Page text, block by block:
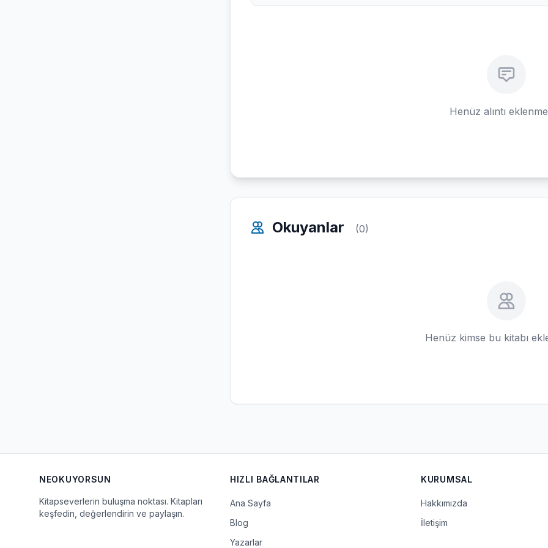
Henüz alıntı
Okuyanlar (0)
Henüz kimse bu kitabı
NEOKUYORSUN
Kitapseverlerin buluşma noktası. Kitapları
keşfedin, değerlendirin ve paylaşın.
HIZLI BAĞLANTILAR
Ana Sayfa
Blog
Yazarlar
KURUMSAL
Hakkımızda
İletişim